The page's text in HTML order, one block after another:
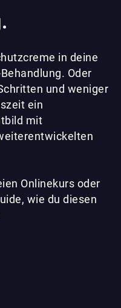
in deine
Oder
und weniger
ein
mit
Onlinekurs oder
wie du diesen